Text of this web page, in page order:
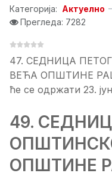
Категорија: Актуелно
Прегледа: 7282
47. СЕДНИЦA
ВЕЋА ОПШТИНЕ
ће се одржати 23.
49.
ОПШТИНЕ